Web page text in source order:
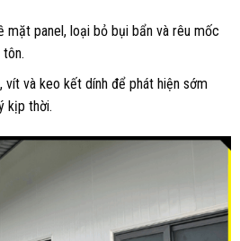
mặt panel, loại bỏ bụi bẩn và rêu mốc
vít và keo kết dính để phát hiện sớm
kịp thời.